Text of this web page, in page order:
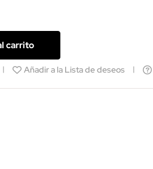
carrito
Añadir a la Lista de deseos